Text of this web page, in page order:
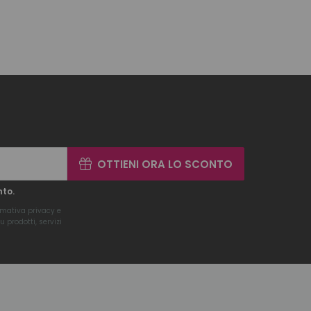
OTTIENI ORA LO SCONTO
privacy e
prodotti, servizi